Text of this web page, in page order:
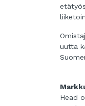
uutta
Head